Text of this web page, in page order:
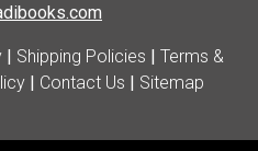
| Shipping Policies | Terms &
| Contact Us | Sitemap